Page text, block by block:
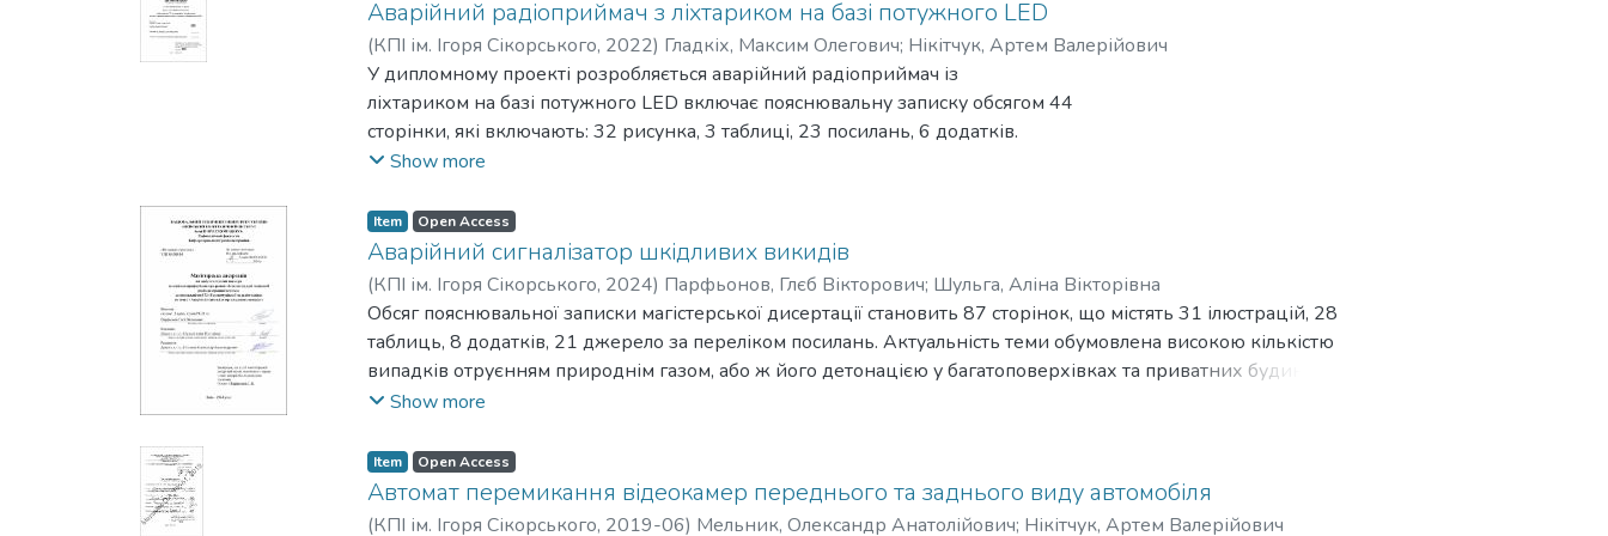
зонду з чутливим до води елементом під бажаними кутами. Також додатково пристрій оснащений
індикацією розряду змінних елементів живлення.
Аварійний радіоприймач з ліхтариком на базі потужного LED
(КПІ ім. Ігоря Сікорського, 2022) Гладкіх, Максим Олегович; Нікітчук, Артем Валерійович
У дипломному проекті розробляється аварійний радіоприймач із
ліхтариком на базі потужного LED включає пояснювальну записку обсягом 44
сторінки, які включають: 32 рисунка, 3 таблиці, 23 посилань, 6 додатків.
Мета проекту — розробка пристрою, що буде складатись з радіоприймача
перетворювача напруги та роз’ємів живлення.
Для досягнення цього проведено аналіз аналогів даного пристрою,
виявлено переваги та недоліки. Розроблено та проаналізовано технічне
завдання, структурну та електричну принципову схему. Проведено
обґрунтований вибір основних компонентів. Створено конструкцію та
відповідні 3D-моделі.
Show more
Item Open Access
Аварійний сигналізатор шкідливих викидів
(КПІ ім. Ігоря Сікорського, 2024) Парфьонов, Глєб Вікторович; Шульга, Аліна Вікторівна
Обсяг пояснювальної записки магістерської дисертації становить 87 сторінок, що містять 31 ілюстрацій, 28
таблиць, 8 додатків, 21 джерело за переліком посилань. Актуальність теми обумовлена високою кількістю
випадків отруєнням природнім газом, або ж його детонацією у багатоповерхівках та приватних будинках
через необачне поводження мешканців на кухні. Наявні пристрої на ринку здатні лише фіксувати наявність
ньому. Тому розробка пристрою, який буде здатен самостійно нівелювати проблему витоку газу, а також
сповіщати власника навіть у тому випадку, коли він не знаходиться в квартирі є досить актуальною. Подібні
пристрої мають місце застосування не тільки в жилих будівлях, але й також в закладах які пов'язані з
Show more
Item Open Access
Автомат перемикання відеокамер переднього та заднього виду автомобіля
(КПІ ім. Ігоря Сікорського, 2019-06) Мельник, Олександр Анатолійович; Нікітчук, Артем Валерійович